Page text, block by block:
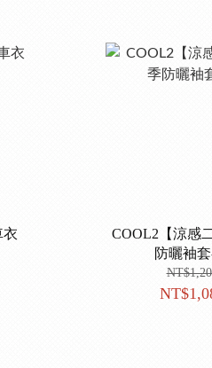
衣
COOL2【涼感
防曬袖